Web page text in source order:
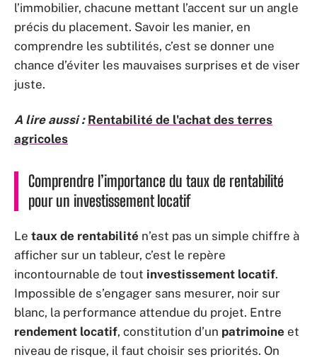
l’immobilier, chacune mettant l’accent sur un angle
précis du placement. Savoir les manier, en
comprendre les subtilités, c’est se donner une
chance d’éviter les mauvaises surprises et de viser
juste.
A lire aussi : Rentabilité de l'achat des terres
agricoles
Comprendre l’importance du taux de rentabilité
pour un investissement locatif
Le taux de rentabilité n’est pas un simple chiffre à
afficher sur un tableur, c’est le repère
incontournable de tout investissement locatif.
Impossible de s’engager sans mesurer, noir sur
blanc, la performance attendue du projet. Entre
rendement locatif, constitution d’un patrimoine et
niveau de risque, il faut choisir ses priorités. On